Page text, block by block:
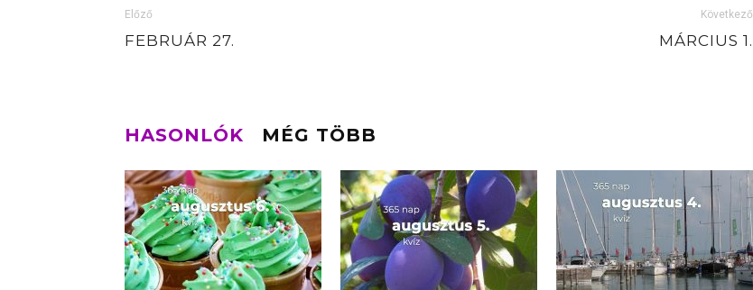
Előző
FEBRUÁR 27.
Következő
MÁRCIUS 1.
HASONLÓK MÉG TÖBB